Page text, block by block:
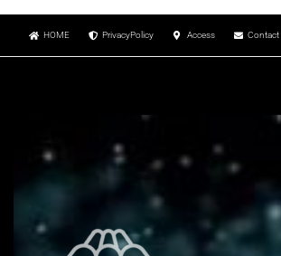
HOME PrivacyPolicy Access Contact